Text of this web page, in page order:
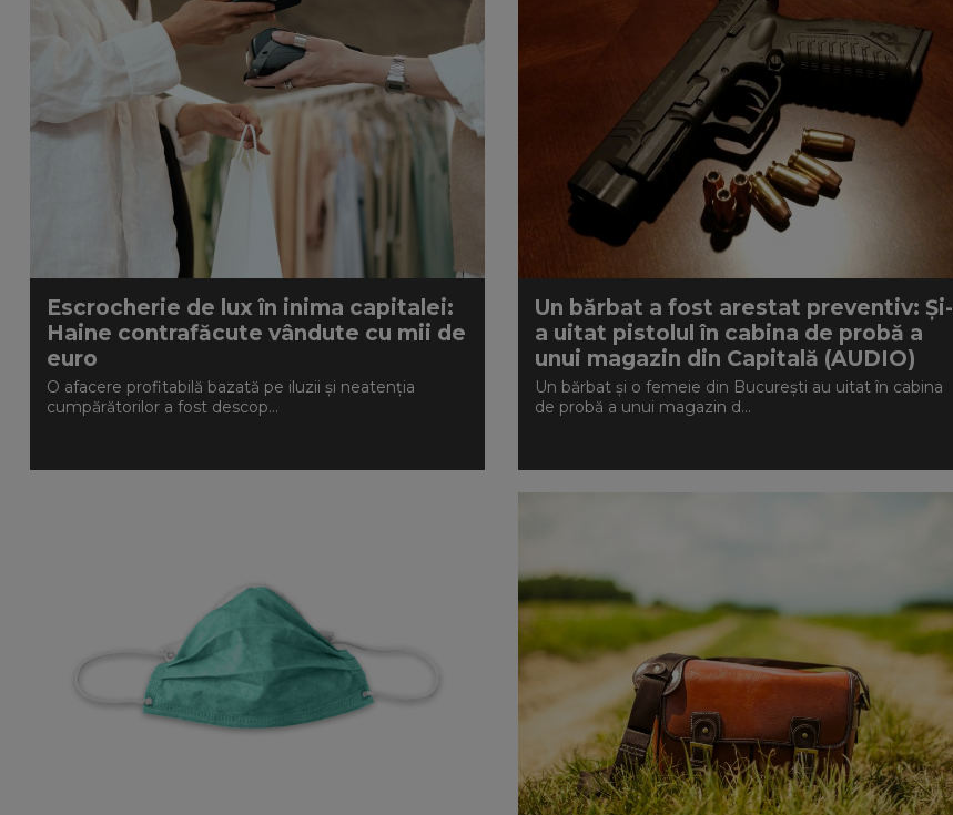
Escrocherie de lux în inima capitalei:
Haine contrafăcute vândute cu mii de
euro
O afacere profitabilă bazată pe iluzii și neatenția
cumpărătorilor a fost descop...
Un bărbat a fost arestat preventiv: Și-
a uitat pistolul în cabina de probă a
unui magazin din Capitală (AUDIO)
Un bărbat și o femeie din București au uitat în cabina
de probă a unui magazin d...